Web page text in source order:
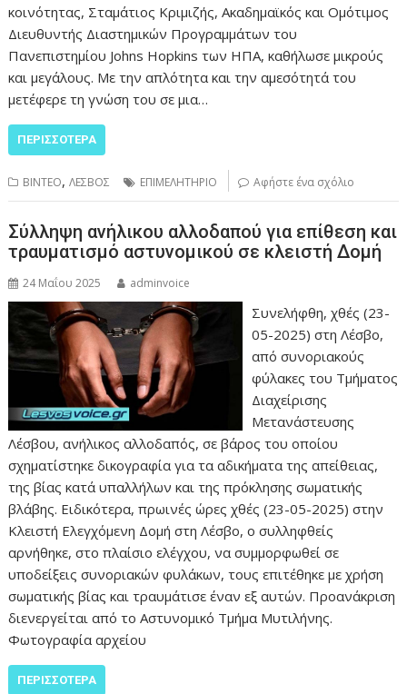
κοινότητας, Σταμάτιος Κριμιζής, Ακαδημαϊκός και Ομότιμος
Διευθυντής Διαστημικών Προγραμμάτων του
Πανεπιστημίου Johns Hopkins των ΗΠΑ, καθήλωσε μικρούς
και μεγάλους. Με την απλότητα και την αμεσότητά του
μετέφερε τη γνώση του σε μια…
ΠΕΡΙΣΣΌΤΕΡΑ
ΒΙΝΤΕΟ,ΛΕΣΒΟΣ ΕΠΙΜΕΛΗΤΗΡΙΟ Αφήστε ένα σχόλιο
Σύλληψη ανήλικου αλλοδαπού για επίθεση και
τραυματισμό αστυνομικού σε κλειστή Δομή
24 Μαΐου 2025 adminvoice
Συνελήφθη, χθές (23-
05-2025) στη Λέσβο,
από συνοριακούς
φύλακες του Τμήματος
Διαχείρισης
Μετανάστευσης
Λέσβου, ανήλικος αλλοδαπός, σε βάρος του οποίου
σχηματίστηκε δικογραφία για τα αδικήματα της απείθειας,
της βίας κατά υπαλλήλων και της πρόκλησης σωματικής
βλάβης. Ειδικότερα, πρωινές ώρες χθές (23-05-2025) στην
Κλειστή Ελεγχόμενη Δομή στη Λέσβο, ο συλληφθείς
αρνήθηκε, στο πλαίσιο ελέγχου, να συμμορφωθεί σε
υποδείξεις συνοριακών φυλάκων, τους επιτέθηκε με χρήση
σωματικής βίας και τραυμάτισε έναν εξ αυτών. Προανάκριση
διενεργείται από το Αστυνομικό Τμήμα Μυτιλήνης.
Φωτογραφία αρχείου
ΠΕΡΙΣΣΌΤΕΡΑ